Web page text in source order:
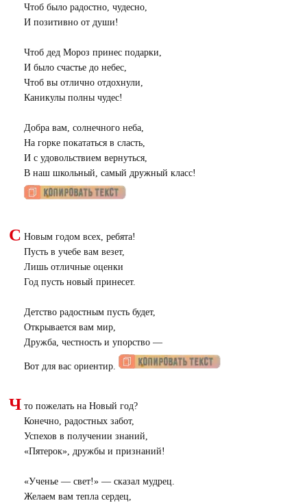
Чтоб было радостно, чудесно,
И позитивно от души!
Чтоб дед Мороз принес подарки,
И было счастье до небес,
Чтоб вы отлично отдохнули,
Каникулы полны чудес!
Добра вам, солнечного неба,
На горке покататься в сласть,
И с удовольствием вернуться,
В наш школьный, самый дружный класс!
С Новым годом всех, ребята!
Пусть в учебе вам везет,
Лишь отличные оценки
Год пусть новый принесет.
Детство радостным пусть будет,
Открывается вам мир,
Дружба, честность и упорство —
Вот для вас ориентир.
Ч то пожелать на Новый год?
Конечно, радостных забот,
Успехов в получении знаний,
«Пятерок», дружбы и признаний!
«Ученье — свет!» — сказал мудрец.
Желаем вам тепла сердец,